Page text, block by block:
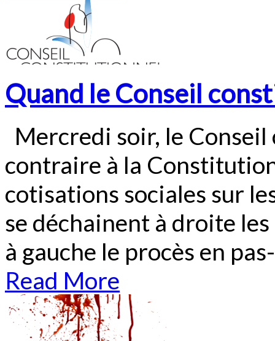
Quand le Conseil
Mercredi soir, le
contraire à la
cotisations sociales sur
se déchainent à droite
à gauche le procès en
Read More